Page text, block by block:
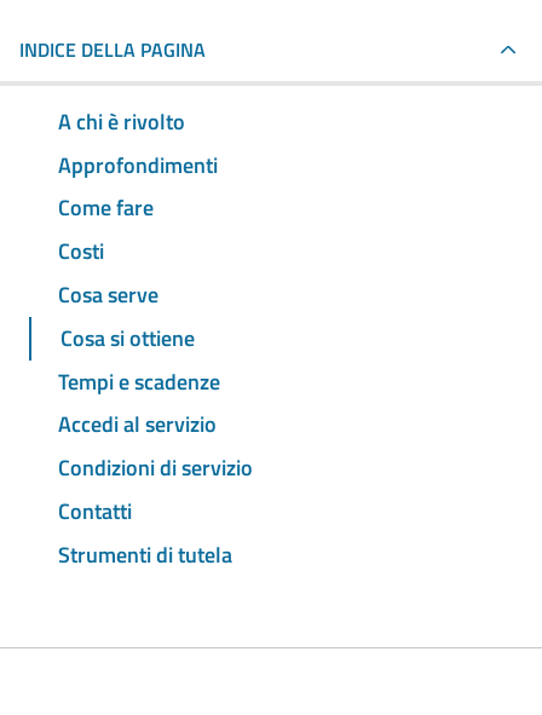
INDICE DELLA PAGINA
A chi è rivolto
Approfondimenti
Come fare
Costi
Cosa serve
Cosa si ottiene
Tempi e scadenze
Accedi al servizio
Condizioni di servizio
Contatti
Strumenti di tutela